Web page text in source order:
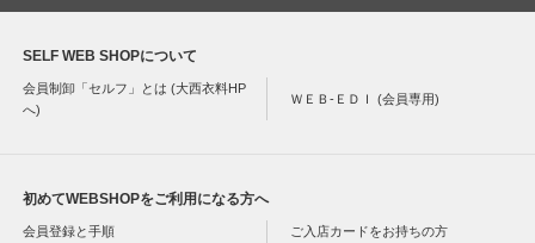
SELF WEB SHOPについて
会員制卸「セルフ」とは (大西衣料HP
へ)
ＷＥＢ-ＥＤＩ (会員専用)
初めてWEBSHOPをご利用になる方へ
会員登録と手順
ご入店カードをお持ちの方